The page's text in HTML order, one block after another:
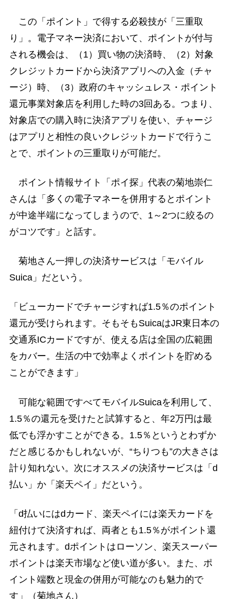
この「ポイント」で得する必殺技が「三重取
り」。電子マネー決済において、ポイントが付与
される機会は、（1）買い物の決済時、（2）対象
クレジットカードから決済アプリへの入金（チャ
ージ）時、（3）政府のキャッシュレス・ポイント
還元事業対象店を利用した時の3回ある。つまり、
対象店での購入時に決済アプリを使い、チャージ
はアプリと相性の良いクレジットカードで行うこ
とで、ポイントの三重取りが可能だ。
ポイント情報サイト「ポイ探」代表の菊地崇仁
さんは「多くの電子マネーを併用するとポイント
が中途半端になってしまうので、1～2つに絞るの
がコツです」と話す。
菊地さん一押しの決済サービスは「モバイル
Suica」だという。
「ビューカードでチャージすれば1.5％のポイント
還元が受けられます。そもそもSuicaはJR東日本の
交通系ICカードですが、使える店は全国の広範囲
をカバー。生活の中で効率よくポイントを貯める
ことができます」
可能な範囲ですべてモバイルSuicaを利用して、
1.5％の還元を受けたと試算すると、年2万円は最
低でも浮かすことができる。1.5％というとわずか
だと感じるかもしれないが、“ちりつも”の大きさは
計り知れない。次にオススメの決済サービスは「d
払い」か「楽天ペイ」だという。
「d払いにはdカード、楽天ペイには楽天カードを
紐付けて決済すれば、両者とも1.5％がポイント還
元されます。dポイントはローソン、楽天スーパー
ポイントは楽天市場など使い道が多い。また、ポ
イント端数と現金の併用が可能なのも魅力的で
す」（菊地さん）